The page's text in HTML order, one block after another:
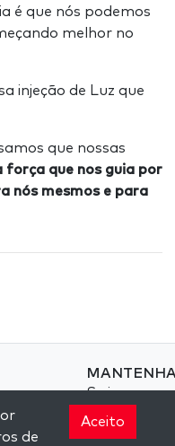
é que nós podemos
melhor no
injeção de Luz que
que nossas
força que nos guia por
nós mesmos e para
Se inscreva
email e
semanal
de
Aceito